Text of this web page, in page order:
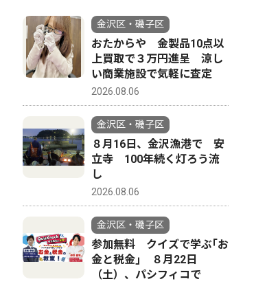
金沢区・磯子区
おたからや 金製品10点以
上買取で３万円進呈 涼し
い商業施設で気軽に査定
2026.08.06
金沢区・磯子区
８月16日、金沢漁港で 安
立寺 100年続く灯ろう流
し
2026.08.06
金沢区・磯子区
参加無料 クイズで学ぶ｢お
金と税金｣ ８月22日
（土）、パシフィコで